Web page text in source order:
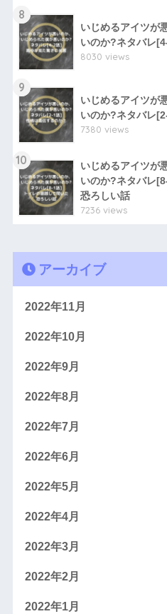
8
いじめるアイツが
いのか?ネタバレ
8030 views
9
いじめるアイツが
いのか?ネタバレ
7380 views
10
いじめるアイツが
いのか?ネタバレ
恐ろしい話
7236 views
アーカイブ
2022年11月
2022年10月
2022年9月
2022年8月
2022年7月
2022年6月
2022年5月
2022年4月
2022年3月
2022年2月
2022年1月